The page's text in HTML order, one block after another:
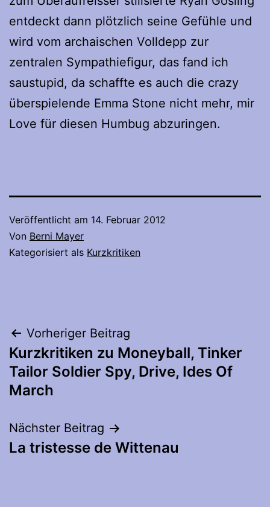
entdeckt dann plötzlich seine Gefühle und
wird vom archaischen Volldepp zur
zentralen Sympathiefigur, das fand ich
saustupid, da schaffte es auch die crazy
überspielende Emma Stone nicht mehr, mir
Love für diesen Humbug abzuringen.
Veröffentlicht am 14. Februar 2012
Von Berni Mayer
Kategorisiert als Kurzkritiken
Beitragsnavigation
Vorheriger Beitrag
Kurzkritiken zu Moneyball, Tinker
Tailor Soldier Spy, Drive, Ides Of
March
Nächster Beitrag
La tristesse de Wittenau